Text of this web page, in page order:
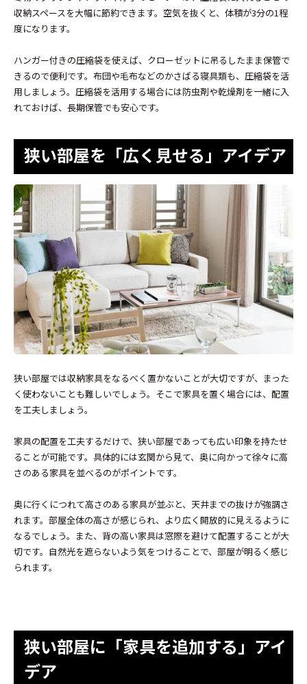
収納スペースを大幅に節約できます。空気を抜くと、体積が3分の1程
度になります。
ハンガー付きの圧縮袋を使えば、クローゼットに吊るしたまま保管で
きるので便利です。布団や毛布などのかさばる寝具類も、圧縮袋を活
用しましょう。圧縮袋を活用する場合には防虫剤や乾燥剤を一緒に入
れておけば、長期保管でも安心です。
狭い部屋を「広く見せる」アイデア
狭い部屋では収納家具をなるべく置かないことが大切ですが、まった
く使わないことも難しいでしょう。そこで家具を置く場合には、配置
を工夫しましょう。
家具の配置を工夫するだけで、狭い部屋であっても広い印象を持たせ
ることが可能です。具体的には玄関から見て、奥に向かって徐々に高
さのある家具を並べるのがポイントです。
奥に行くにつれて高さのある家具が並ぶと、天井までの抜けが強調さ
れます。部屋全体の高さが感じられ、より広く開放的に見えるように
なるでしょう。また、背の高い家具は窓際を避けて配置することが大
切です。自然光を遮らないよう気をつけることで、部屋が明るく感じ
られます。
狭い部屋に「家具を追加する」アイ
デア